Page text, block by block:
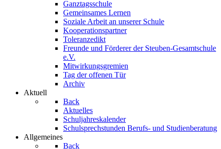
Ganztagsschule
Gemeinsames Lernen
Soziale Arbeit an unserer Schule
Kooperationspartner
Toleranzedikt
Freunde und Förderer der Steuben-Gesamtschule
e.V.
Mitwirkungsgremien
Tag der offenen Tür
Archiv
Aktuell
Back
Aktuelles
Schuljahreskalender
Schulsprechstunden Berufs- und Studienberatung
Allgemeines
Back